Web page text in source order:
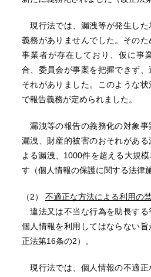
現行法では、漏洩等が発生した
義務がありませんでした。その
事業者が存在しており、仮に事
合、委員会が事案を把握できず
それがありました。このような
で報告義務が定められました。
漏洩等の報告の義務化の対象事
漏洩、財産的被害のおそれがあ
よる漏洩、1000件を超える大規
す（個人情報の保護に関する法律
（2） 不適正な方法による利用の
違法又は不当な行為を助長する
個人情報を利用してはならない
正法第16条の2）。
現行法では、個人情報の不適正